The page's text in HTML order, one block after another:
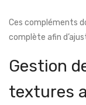
Ces compléments
complète afin
Gestion
textures